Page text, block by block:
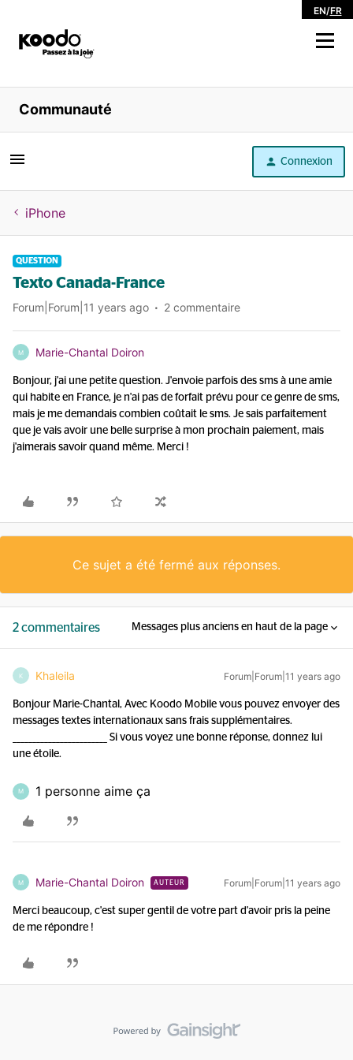
EN/FR
Magasiner
Libre service
Aide
Communauté
Connexion
iPhone
QUESTION
Texto Canada-France
Forum|Forum|11 years ago 2 commentaire
M Marie-Chantal Doiron
Bonjour, j'ai une petite question. J'envoie parfois des sms à une amie
qui habite en France, je n'ai pas de forfait prévu pour ce genre de sms,
mais je me demandais combien coûtait le sms. Je sais parfaitement
que je vais avoir une belle surprise à mon prochain paiement, mais
j'aimerais savoir quand même. Merci !
Ce sujet a été fermé aux réponses.
2 commentaires Messages plus anciens en haut de la page
K Khaleila Forum|Forum|11 years ago
Bonjour Marie-Chantal, Avec Koodo Mobile vous pouvez envoyer des
messages textes internationaux sans frais supplémentaires.
________________________ Si vous voyez une bonne réponse, donnez lui
une étoile.
M 1 personne aime ça
M Marie-Chantal Doiron AUTEUR Forum|Forum|11 years ago
Merci beaucoup, c'est super gentil de votre part d'avoir pris la peine
de me répondre !